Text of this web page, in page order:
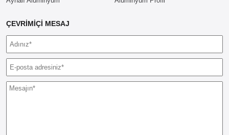
ÇEVRIMIÇI MESAJ